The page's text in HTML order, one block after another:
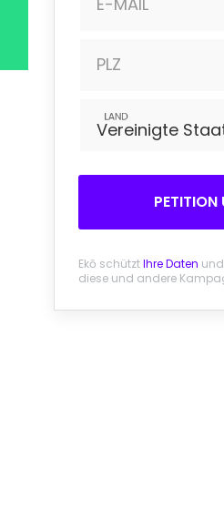
PLZ
LAND
Vereinigte
PETITION
Ekō schütztIhre Daten
diese und andere